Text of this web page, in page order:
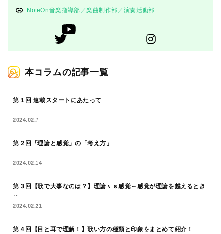
NoteOn音楽指導部／楽曲制作部／演奏活動部
本コラムの記事一覧
第１回 連載スタートにあたって
2024.02.7
第２回「理論と感覚」の「考え方」
2024.02.14
第３回【歌で大事なのは？】理論ｖｓ感覚～感覚が理論を越えるとき
～
2024.02.21
第４回【目と耳で理解！】歌い方の種類と印象をまとめて紹介！